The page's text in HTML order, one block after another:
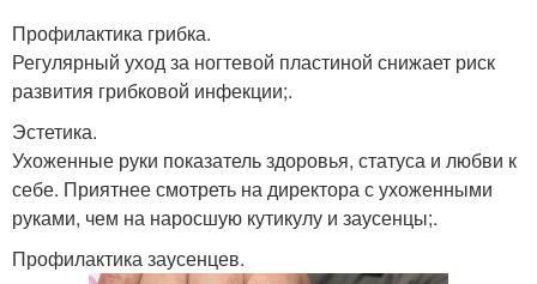
Профилактика грибка.
Регулярный уход за ногтевой пластиной снижает риск
развития грибковой инфекции;.
Эстетика.
Ухоженные руки показатель здоровья, статуса и любви к
себе. Приятнее смотреть на директора с ухоженными
руками, чем на наросшую кутикулу и заусенцы;.
Профилактика заусенцев.